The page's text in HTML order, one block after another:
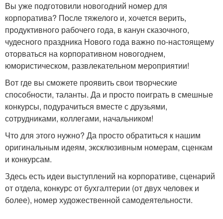
Вы уже подготовили новогодний номер для
корпоратива? После тяжелого и, хочется верить,
продуктивного рабочего года, в канун сказочного,
чудесного праздника Нового года важно по-настоящему
оторваться на корпоративном новогоднем,
юмористическом, развлекательном мероприятии!
Вот где вы сможете проявить свои творческие
способности, таланты. Да и просто поиграть в смешные
конкурсы, подурачиться вместе с друзьями,
сотрудниками, коллегами, начальником!
Что для этого нужно? Да просто обратиться к нашим
оригинальным идеям, эксклюзивным номерам, сценкам
и конкурсам.
Здесь есть идеи выступлений на корпоративе, сценарий
от отдела, конкурс от бухгалтерии (от двух человек и
более), номер художественной самодеятельности.